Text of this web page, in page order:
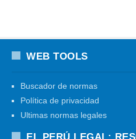
WEB TOOLS
Buscador de normas
Política de privacidad
Ultimas normas legales